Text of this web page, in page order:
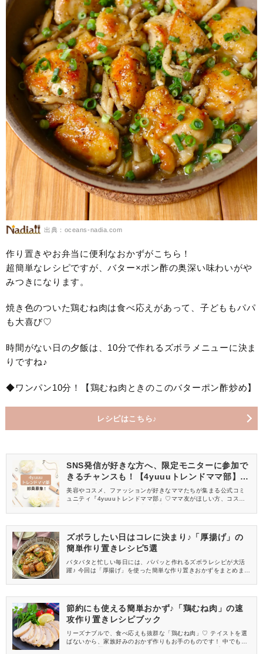
出典：oceans-nadia.com
作り置きやお弁当に便利なおかずがこちら！
超簡単なレシピですが、バター×ポン酢の奥深い味わいがや
みつきになります。
焼き色のついた鶏むね肉は食べ応えがあって、子どももパパ
も大喜び♡
時間がない日の夕飯は、10分で作れるズボラメニューに決ま
りですね♪
◆ワンパン10分！【鶏むね肉ときのこのバターポン酢炒め】
レシピはこちら♪
SNS発信が好きな方へ、限定モニターに参加で
きるチャンスも！【4yuuuトレンドママ部】部
員募集中
美容やコスメ、ファッションが好きなママたちが集まる公式コミ
ュニティ『4yuuuトレンドママ部』♡ママ友がほしい方、コスメサ
信してくれる方を募集しています！
ズボラしたい日はコレに決まり♪「厚揚げ」の
簡単作り置きレシピ5選
バタバタと忙しい毎日には、パパッと作れるズボラレシピが大活
躍♪ 今回は「厚揚げ」を使った簡単な作り置きおかずをまとめまし
すよ♪
節約にも使える簡単おかず♪「鶏むね肉」の速
攻作り置きレシピブック
リーズナブルで、食べ応えも抜群な「鶏むね肉」♡ テイストを選
ばないから、家族好みのおかず作りもお手のものです！ 中でも今